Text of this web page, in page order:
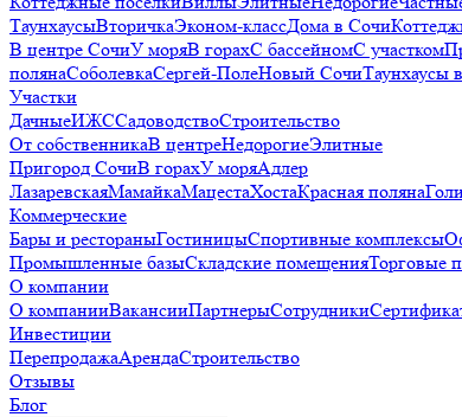
ТаунхаусыВторичкаЭконом-классДома в Сочи
В центре СочиУ моряВ горахС бассейномС участком
полянаСоболевкаСергей-ПолеНовый СочиТаунхаусы
Участки
ДачныеИЖССадоводствоСтроительство
От собственникаВ центреНедорогиеЭлитные
Пригород СочиВ горахУ моряАдлер
ЛазаревскаяМамайкаМацестаХостаКрасная поляна
Коммерческие
Бары и рестораныГостиницыСпортивные комплексы
Промышленные базыСкладские помещенияТорговые
О компании
О компанииВакансииПартнерыСотрудники
Инвестиции
ПерепродажаАрендаСтроительство
Отзывы
Блог